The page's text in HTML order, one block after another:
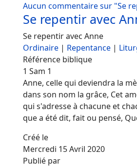
Aucun commentaire sur "Se
Se repentir avec
Se repentir avec Anne
Ordinaire | Repentance |
Référence biblique
1 Sam 1
Anne, celle qui deviendra la
dans son nom la grâce, Cet
qui s'adresse à chacune et
que a été dit, fait ou pensé,
Créé le
Mercredi 15 Avril 2020
Publié par